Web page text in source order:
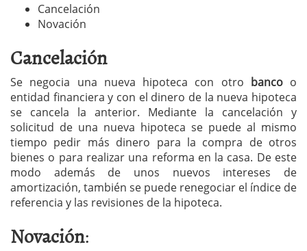
Cancelación
Novación
Cancelación
Se negocia una nueva hipoteca con otro banco o
entidad financiera y con el dinero de la nueva hipoteca
se cancela la anterior. Mediante la cancelación y
solicitud de una nueva hipoteca se puede al mismo
tiempo pedir más dinero para la compra de otros
bienes o para realizar una reforma en la casa. De este
modo además de unos nuevos intereses de
amortización, también se puede renegociar el índice de
referencia y las revisiones de la hipoteca.
Novación: